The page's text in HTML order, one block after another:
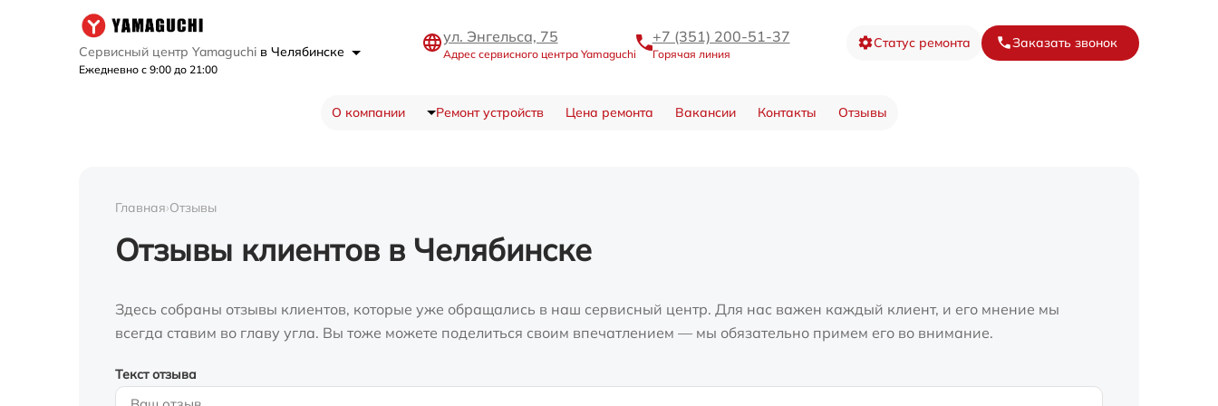
Сервисный центр Yamaguchi в Челябинске
Ежедневно с 9:00 до 21:00
ул. Энгельса, 75
Адрес сервисного центра Yamaguchi
+7 (351) 200-51-37
Горячая линия
Статус ремонта Заказать звонок
О компании Ремонт устройств Цена ремонта Вакансии Контакты Отзывы
Главная›Отзывы
Отзывы клиентов в Челябинске
Здесь собраны отзывы клиентов, которые уже обращались в наш сервисный центр. Для нас важен каждый клиент, и его мнение мы
всегда ставим во главу угла. Вы тоже можете поделиться своим впечатлением — мы обязательно примем его во внимание.
Текст отзыва